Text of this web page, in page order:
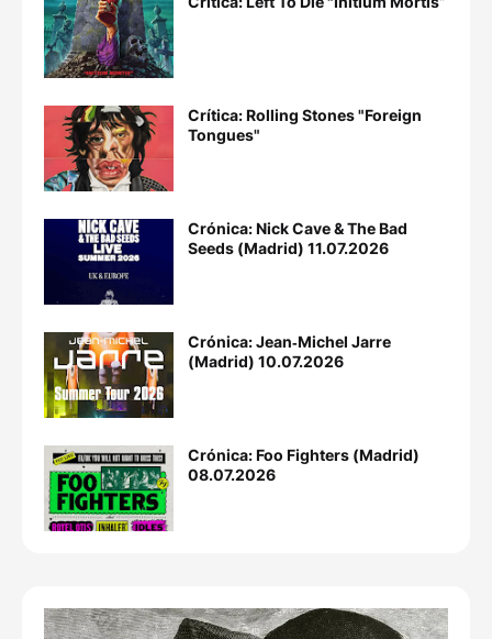
Crítica: Rolling Stones "Foreign
Tongues"
Crónica: Nick Cave & The Bad
Seeds (Madrid) 11.07.2026
Crónica: Jean‐Michel Jarre
(Madrid) 10.07.2026
Crónica: Foo Fighters (Madrid)
08.07.2026